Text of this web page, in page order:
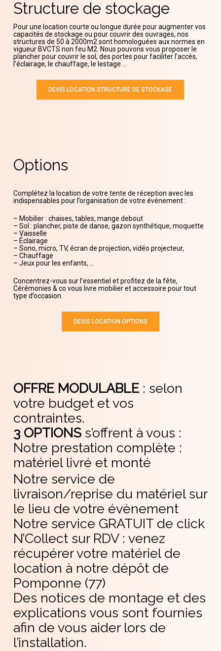
Structure de stockage
Pour une location courte ou longue durée pour augmenter vos
capacités de stockage ou pour couvrir des ouvrages, nos
structures de 50 à 2000m2 sont homologuées aux normes en
vigueur BVCTS non feu M2. Nous pouvons vous proposer le
plancher pour couvrir le sol, des portes pour faciliter l’accès,
l’éclairage, le chauffage, le lestage …
DEVIS LOCATION STRUCTURE DE STOCKAGE
Options
Complétez la location de votre tente de réception avec les
indispensables pour l’organisation de votre événement :
– Mobilier : chaises, tables, mange debout
– Sol : plancher, piste de danse, gazon synthétique, moquette
– Vaisselle
– Éclairage
– Sono, micro, TV, écran de projection, vidéo projecteur,
– Chauffage
– Jeux pour les enfants, …
Concentrez-vous sur l’essentiel et profitez de la fête,
Cérémonies & co vous livre mobilier et accessoire pour tout
type d’occasion.
DEVIS LOCATION OPTIONS
OFFRE MODULABLE: selon
votre budget et vos
contraintes.
3 OPTIONS s’offrent à vous :
Notre prestation complète :
matériel livré et monté
Notre service de
livraison/reprise du matériel sur
le lieu de votre évènement
Notre service GRATUIT de click
N’Collect sur RDV : venez
récupérer votre matériel de
location à notre dépôt de
Pomponne (77)
Des notices de montage et des
explications vous sont fournies
afin de vous aider lors de
l’installation.